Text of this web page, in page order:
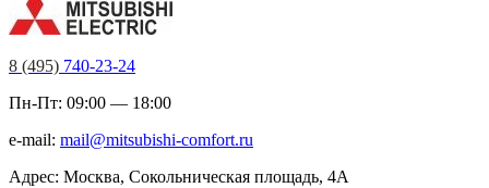
8 (495) 740-23-24
Пн-Пт: 09:00 — 18:00
e-mail: mail@mitsubishi-comfort.ru
Адрес: Москва, Сокольническая площадь, 4А